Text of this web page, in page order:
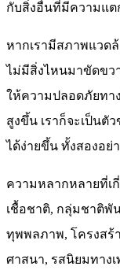
กับสิ่งอื่นที่มีความแต
หากเรามีสภาพแวด
ไม่มีสิ่งไหนมาขัดขว
ให้ความปลอดภัยทา
สูงขึ้น เราก็จะเป็นตั
ได้ง่ายขึ้น ทั้งสองอ
ความหลากหลายที่เ
เชื้อชาติ, กลุ่มชาติพั
ทุพพลภาพ, โครงสร้
ศาสนา, รสนิยมทาง